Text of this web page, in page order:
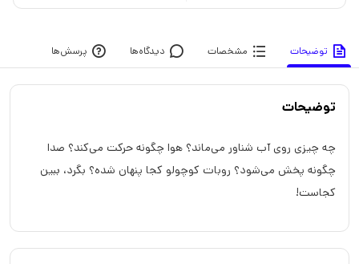
توضیحات مشخصات دیدگاه‌ها پرسش‌ها
توضیحات
چه چیزی روی آب شناور می‌ماند؟ هوا چگونه حرکت می‌کند؟ صدا
چگونه پخش می‌شود؟ روبات کوچولو کجا پنهان شده؟ بگرد، ببین
کجاست!